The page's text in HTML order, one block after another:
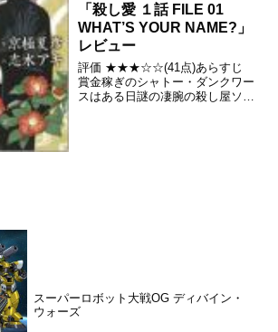
「殺し愛 １話 FILE 01
WHAT’S YOUR NAME?」
レビュー
評価 ★★★☆☆(41点)あらすじ
賞金稼ぎのシャトー・ダンクワー
スはある日謎の凄腕の殺し屋ソ
スーパーロボット大戦OG ディバイン・
ウォーズ